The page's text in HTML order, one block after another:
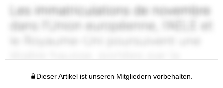
Dieser Artikel ist unseren Mitgliedern vorbehalten.